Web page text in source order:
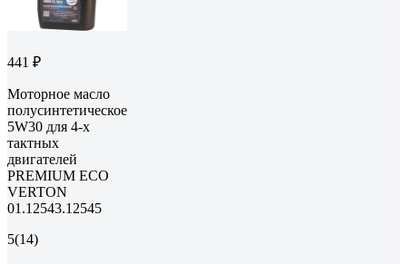
441 ₽
Моторное масло
полусинтетическое
5W30 для 4-х
тактных
двигателей
PREMIUM ECO
VERTON
01.12543.12545
5(14)